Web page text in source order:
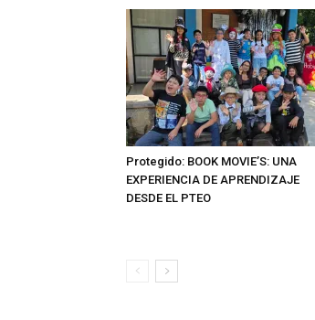
Protegido: BOOK MOVIE’S: UNA
EXPERIENCIA DE APRENDIZAJE
DESDE EL PTEO